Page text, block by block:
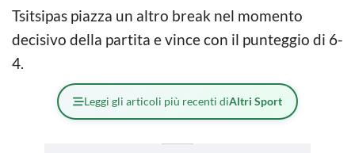
Tsitsipas piazza un altro break nel momento
decisivo della partita e vince con il punteggio di 6-
4.
Leggi gli articoli più recenti diAltri Sport